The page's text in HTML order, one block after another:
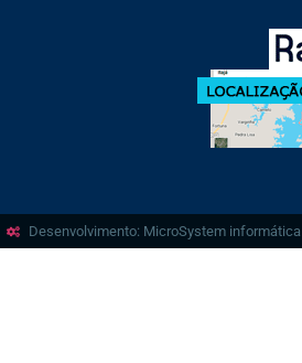
Desenvolvimento: MicroSystem informática